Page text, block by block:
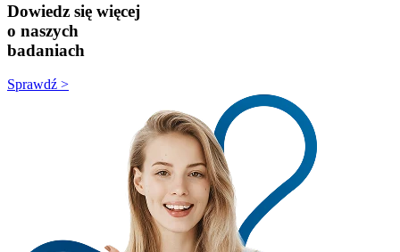
Dowiedz się więcej
o naszych
badaniach
Sprawdź >